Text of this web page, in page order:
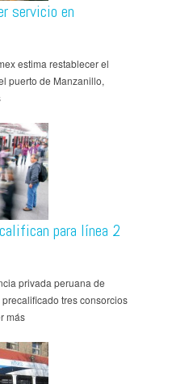
servicio en
estima restablecer el
puerto de Manzanillo,
para línea 2
privada peruana de
tres consorcios
más